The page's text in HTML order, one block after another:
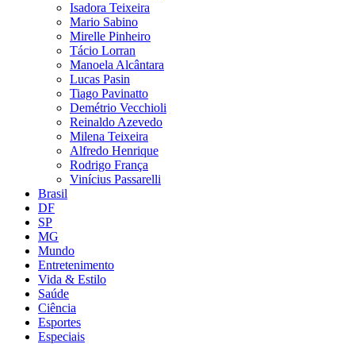
Isadora Teixeira
Mario Sabino
Mirelle Pinheiro
Tácio Lorran
Manoela Alcântara
Lucas Pasin
Tiago Pavinatto
Demétrio Vecchioli
Reinaldo Azevedo
Milena Teixeira
Alfredo Henrique
Rodrigo França
Vinícius Passarelli
Brasil
DF
SP
MG
Mundo
Entretenimento
Vida & Estilo
Saúde
Ciência
Esportes
Especiais